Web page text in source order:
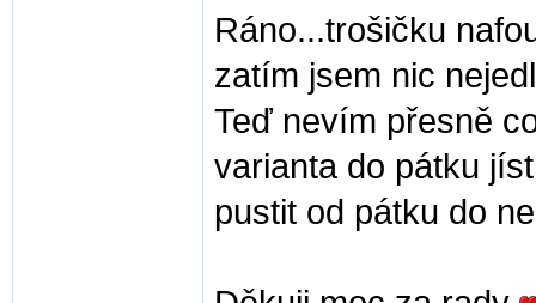
Ráno...trošičku
zatím jsem nic
Teď nevím přesně
varianta do pátku
pustit od pátku do